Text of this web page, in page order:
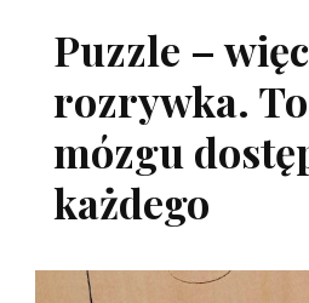
Puzzle –
rozrywka.
mózgu
każdego